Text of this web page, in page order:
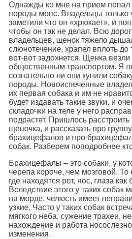
Однажды ко мне на прием
породы мопс. Владельцы только
заметили что он «хрюкает», и
чтобы он так не делал. Всю
владельцев, щенок тяжело
слюнотечение, храпел вплоть до
вот-вот задохнется. Щенка
общественным транспортом. Я
сознательно ли они купили
породы. Новоиспеченные
их первая собака и им не
будет издавать такие звуки, и
складочки на теле у него
подрастет. Пришлось
щеночка, и рассказать про
брахицефалов и про
собак. Разберем поподробнее
Брахицефалы – это собаки, у
черепа короче, чем мозговой. То
где находятся рот, нос, глаза
Вследствие этого у таких собак
на морде, челюсть имеет
узкие. Часто у таких собак
мягкого неба, сужение трахеи,
нахождение и работа
изменения.